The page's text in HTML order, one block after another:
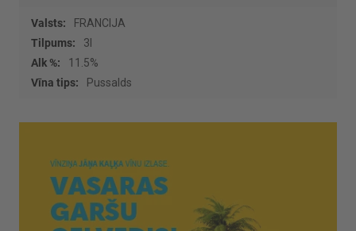
Vairāk
informācijas
FRANCIJA
3l
11.5%
Pussalds